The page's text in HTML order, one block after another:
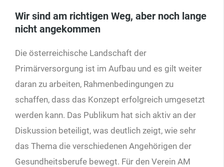
Wir sind am richtigen Weg, aber noch lange
nicht angekommen
Die österreichische Landschaft der
Primärversorgung ist im Aufbau und es gilt weiter
daran zu arbeiten, Rahmenbedingungen zu
schaffen, dass das Konzept erfolgreich umgesetzt
werden kann. Das Publikum hat sich aktiv an der
Diskussion beteiligt, was deutlich zeigt, wie sehr
das Thema die verschiedenen Angehörigen der
Gesundheitsberufe bewegt. Für den Verein AM